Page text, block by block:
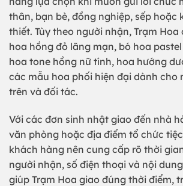
thân, bạn bè, đồng nghiệp, sếp hoặc
thiết. Tùy theo người nhận, Trạm
hoa hồng đỏ lãng mạn, bó hoa
hoa tone hồng nữ tính, hoa hướng
các mẫu hoa phối hiện đại dành cho
trên và đối tác.
Với các đơn sinh nhật giao đến nhà
văn phòng hoặc địa điểm tổ chức
khách hàng nên cung cấp rõ thời
người nhận, số điện thoại và nội
giúp Trạm Hoa giao đúng thời điểm,